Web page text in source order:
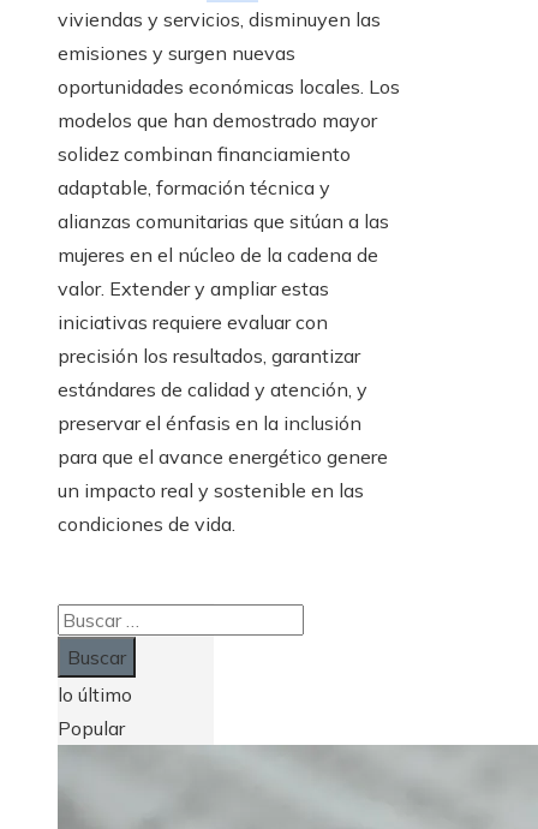
viviendas y servicios, disminuyen las
emisiones y surgen nuevas
oportunidades económicas locales. Los
modelos que han demostrado mayor
solidez combinan financiamiento
adaptable, formación técnica y
alianzas comunitarias que sitúan a las
mujeres en el núcleo de la cadena de
valor. Extender y ampliar estas
iniciativas requiere evaluar con
precisión los resultados, garantizar
estándares de calidad y atención, y
preservar el énfasis en la inclusión
para que el avance energético genere
un impacto real y sostenible en las
condiciones de vida.
Buscar:
lo último
Popular